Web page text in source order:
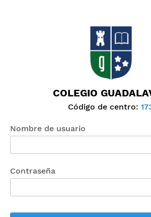
COLEGIO
Código de centro:
Nombre de usuario
Contraseña